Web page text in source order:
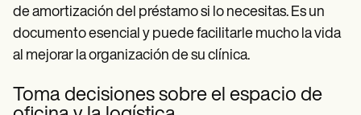
de amortización del préstamo si lo necesitas. Es un
documento esencial y puede facilitarle mucho la vida
al mejorar la organización de su clínica.
Toma decisiones sobre el espacio de